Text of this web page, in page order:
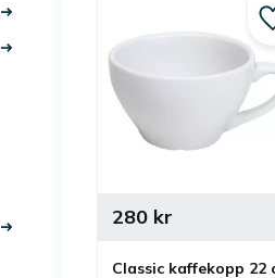
Classic kaffekopp 22
280kr